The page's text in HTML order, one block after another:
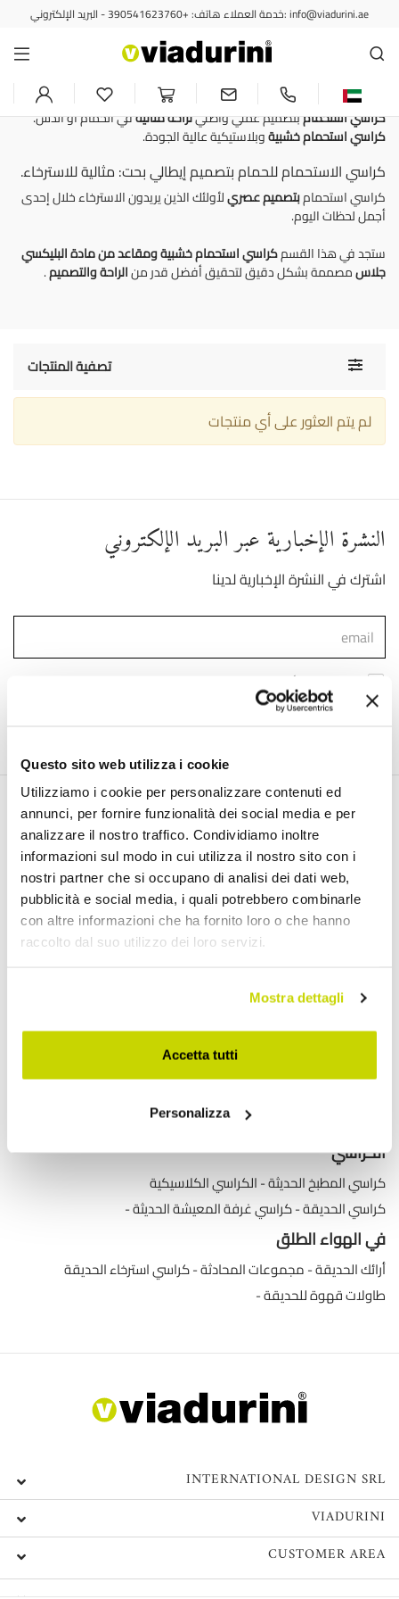
Questo sito web utilizza i cookie
Utilizziamo i cookie per personalizzare contenuti ed
annunci, per fornire funzionalità dei social media e per
analizzare il nostro traffico. Condividiamo inoltre
informazioni sul modo in cui utilizza il nostro sito con i
nostri partner che si occupano di analisi dei dati web,
pubblicità e social media, i quali potrebbero combinarle
con altre informazioni che ha fornito loro o che hanno
raccolto dal suo utilizzo dei loro servizi.
Mostra dettagli
Accetta tutti
Personalizza
خدمة العملاء هاتف: +390541623760 - البريد الإلكتروني: info@viadurini.ae
حمام
كراسي الاستحمام - التصميم
المثالي للحمام الفاخر
كراسي استحمامبتصميم عملي وأصليلراحة مثاليةفي الحمام أو الدش.
كراسي استحمام خشبيةوبلاستيكية عالية الجودة.
كراسي الاستحمام للحمام بتصميم إيطالي بحت: مثالية للاسترخاء.
كراسي استحمامبتصميم عصريلأولئك الذين يريدون الاسترخاء خلال إحدى
أجمل لحظات اليوم.
ستجد في هذا القسمكراسي استحمام خشبيةومقاعد من مادة البليكسي
جلاسمصممة بشكل دقيق لتحقيق أفضل قدر منالراحةوالتصميم.
Toggle تصفية المنتجات
لم يتم العثور على أي منتجات
النشرة الإخبارية عبر البريد الإلكتروني
اشترك في النشرة الإخبارية لدينا
اكتشف منتجاتنا
طاولات قابلة للتمديد
طاولات قابلة للتمديد مع أسطح سيراميك
طاولات طعام زجاجية قابلة للتمديد
طاولات وحدة التحكم القابلة للتمديد
موائد مستديرة
تحويل الجداول طاولات توليب
الكراسي
الكراسي الكلاسيكية كراسي المطبخ الحديثة
كراسي غرفة المعيشة الحديثة كراسي الحديقة
في الهواء الطلق
كراسي استرخاء الحديقة مجموعات المحادثة أرائك الحديقة
طاولات قهوة للحديقة
INTERNATIONAL DESIGN SRL
VIADURINI
CUSTOMER AREA